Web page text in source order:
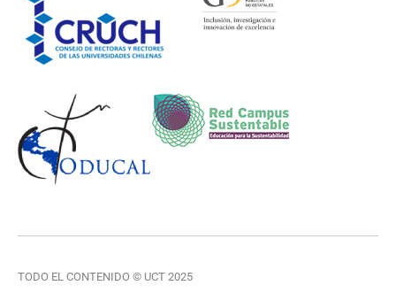
TODO EL CONTENIDO © UCT 2025